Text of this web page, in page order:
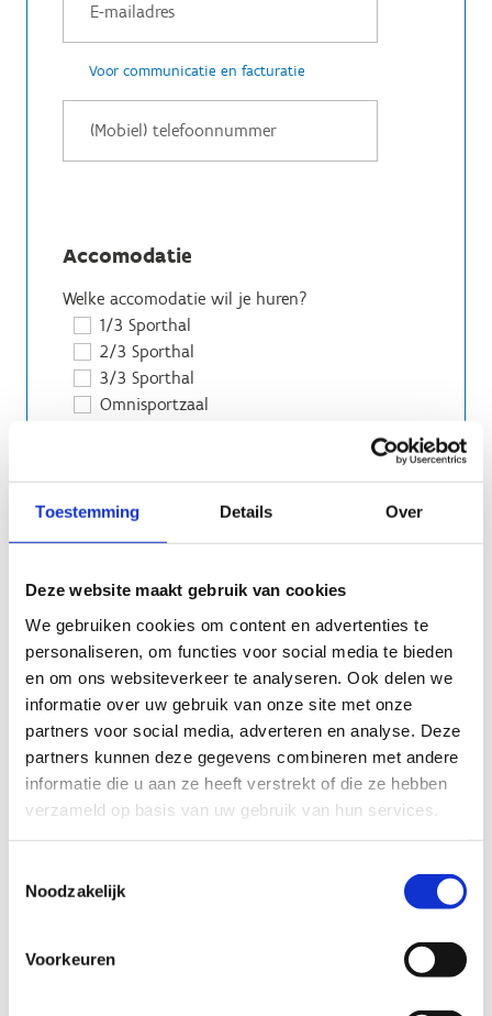
Toestemming Details Over
Deze website maakt gebruik van cookies
We gebruiken cookies om content en advertenties te
personaliseren, om functies voor social media te bieden
en om ons websiteverkeer te analyseren. Ook delen we
informatie over uw gebruik van onze site met onze
partners voor social media, adverteren en analyse. Deze
partners kunnen deze gegevens combineren met andere
informatie die u aan ze heeft verstrekt of die ze hebben
verzameld op basis van uw gebruik van hun services.
Noodzakelijk
Voorkeuren
Voor communicatie en facturatie
Accomodatie
Welke accomodatie wil je huren?
1/3 Sporthal
2/3 Sporthal
3/3 Sporthal
Omnisportzaal
Vergaderzaal 1/2
Vergaderzaal 2/2
Andere
VANAF WELK UUR WIL JE DE ACCOMODATIE HUREN?
Klik op het klokje om een tijdstip te kiezen
TOT WELK UUR WIL JE DE ACCOMODATIE HUREN?
Klik op het klokje om een tijdstip te kiezen
Vat je activiteit samen in 1 zin.